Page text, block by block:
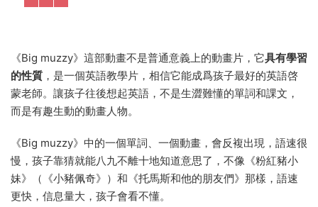
《Big muzzy》這部動畫不是普通意義上的動畫片，它具有學習
的性質 ，是一個英語教學片，相信它能成爲孩子最好的英語啓
蒙老師。讓孩子往後想起英語，不是生澀難懂的單詞和課文，
而是有趣生動的動畫人物。
《Big muzzy》中的一個單詞、一個動畫，會反複出現，語速很
慢，孩子靠猜就能八九不離十地知道意思了，不像《粉紅豬小
妹》（《小豬佩奇》）和《托馬斯和他的朋友們》那樣，語速
更快，信息量大，孩子會看不懂。